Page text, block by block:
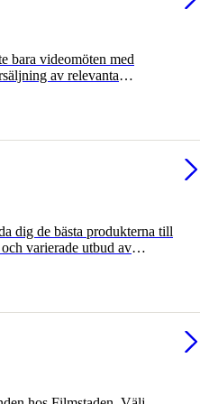
bara videomöten med
av relevanta
erfarna veterinärer.
dig de bästa produkterna till
varierade utbud av
att erbjuda ett så brett
så stor målgrupp som